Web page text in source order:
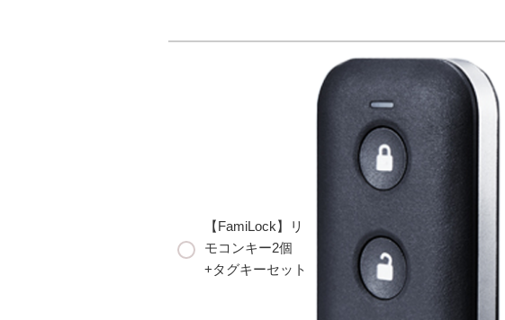
【FamiLock】リ
モコンキー2個
+タグキーセット